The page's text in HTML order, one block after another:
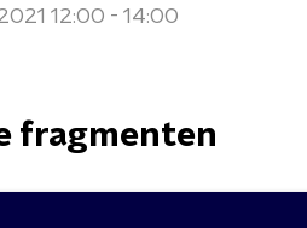
12:00 - 14:00
fragmenten